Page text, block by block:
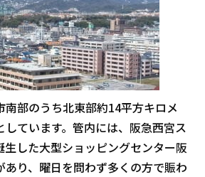
南部のうち北東部約14平方キロメ
しています。管内には、阪急西宮ス
生した大型ショッピングセンター阪
り、曜日を問わず多くの方で賑わ